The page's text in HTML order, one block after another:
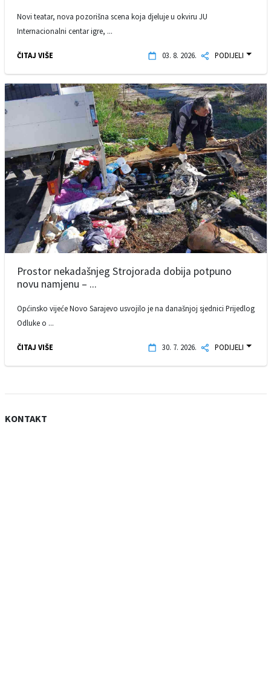
Novi teatar, nova pozorišna scena koja djeluje u okviru JU
Internacionalni centar igre, ...
ČITAJ VIŠE 03. 8. 2026. PODIJELI
Prostor nekadašnjeg Strojorada dobija potpuno
novu namjenu – ...
Općinsko vijeće Novo Sarajevo usvojilo je na današnjoj sjednici Prijedlog
Odluke o ...
ČITAJ VIŠE 30. 7. 2026. PODIJELI
KONTAKT